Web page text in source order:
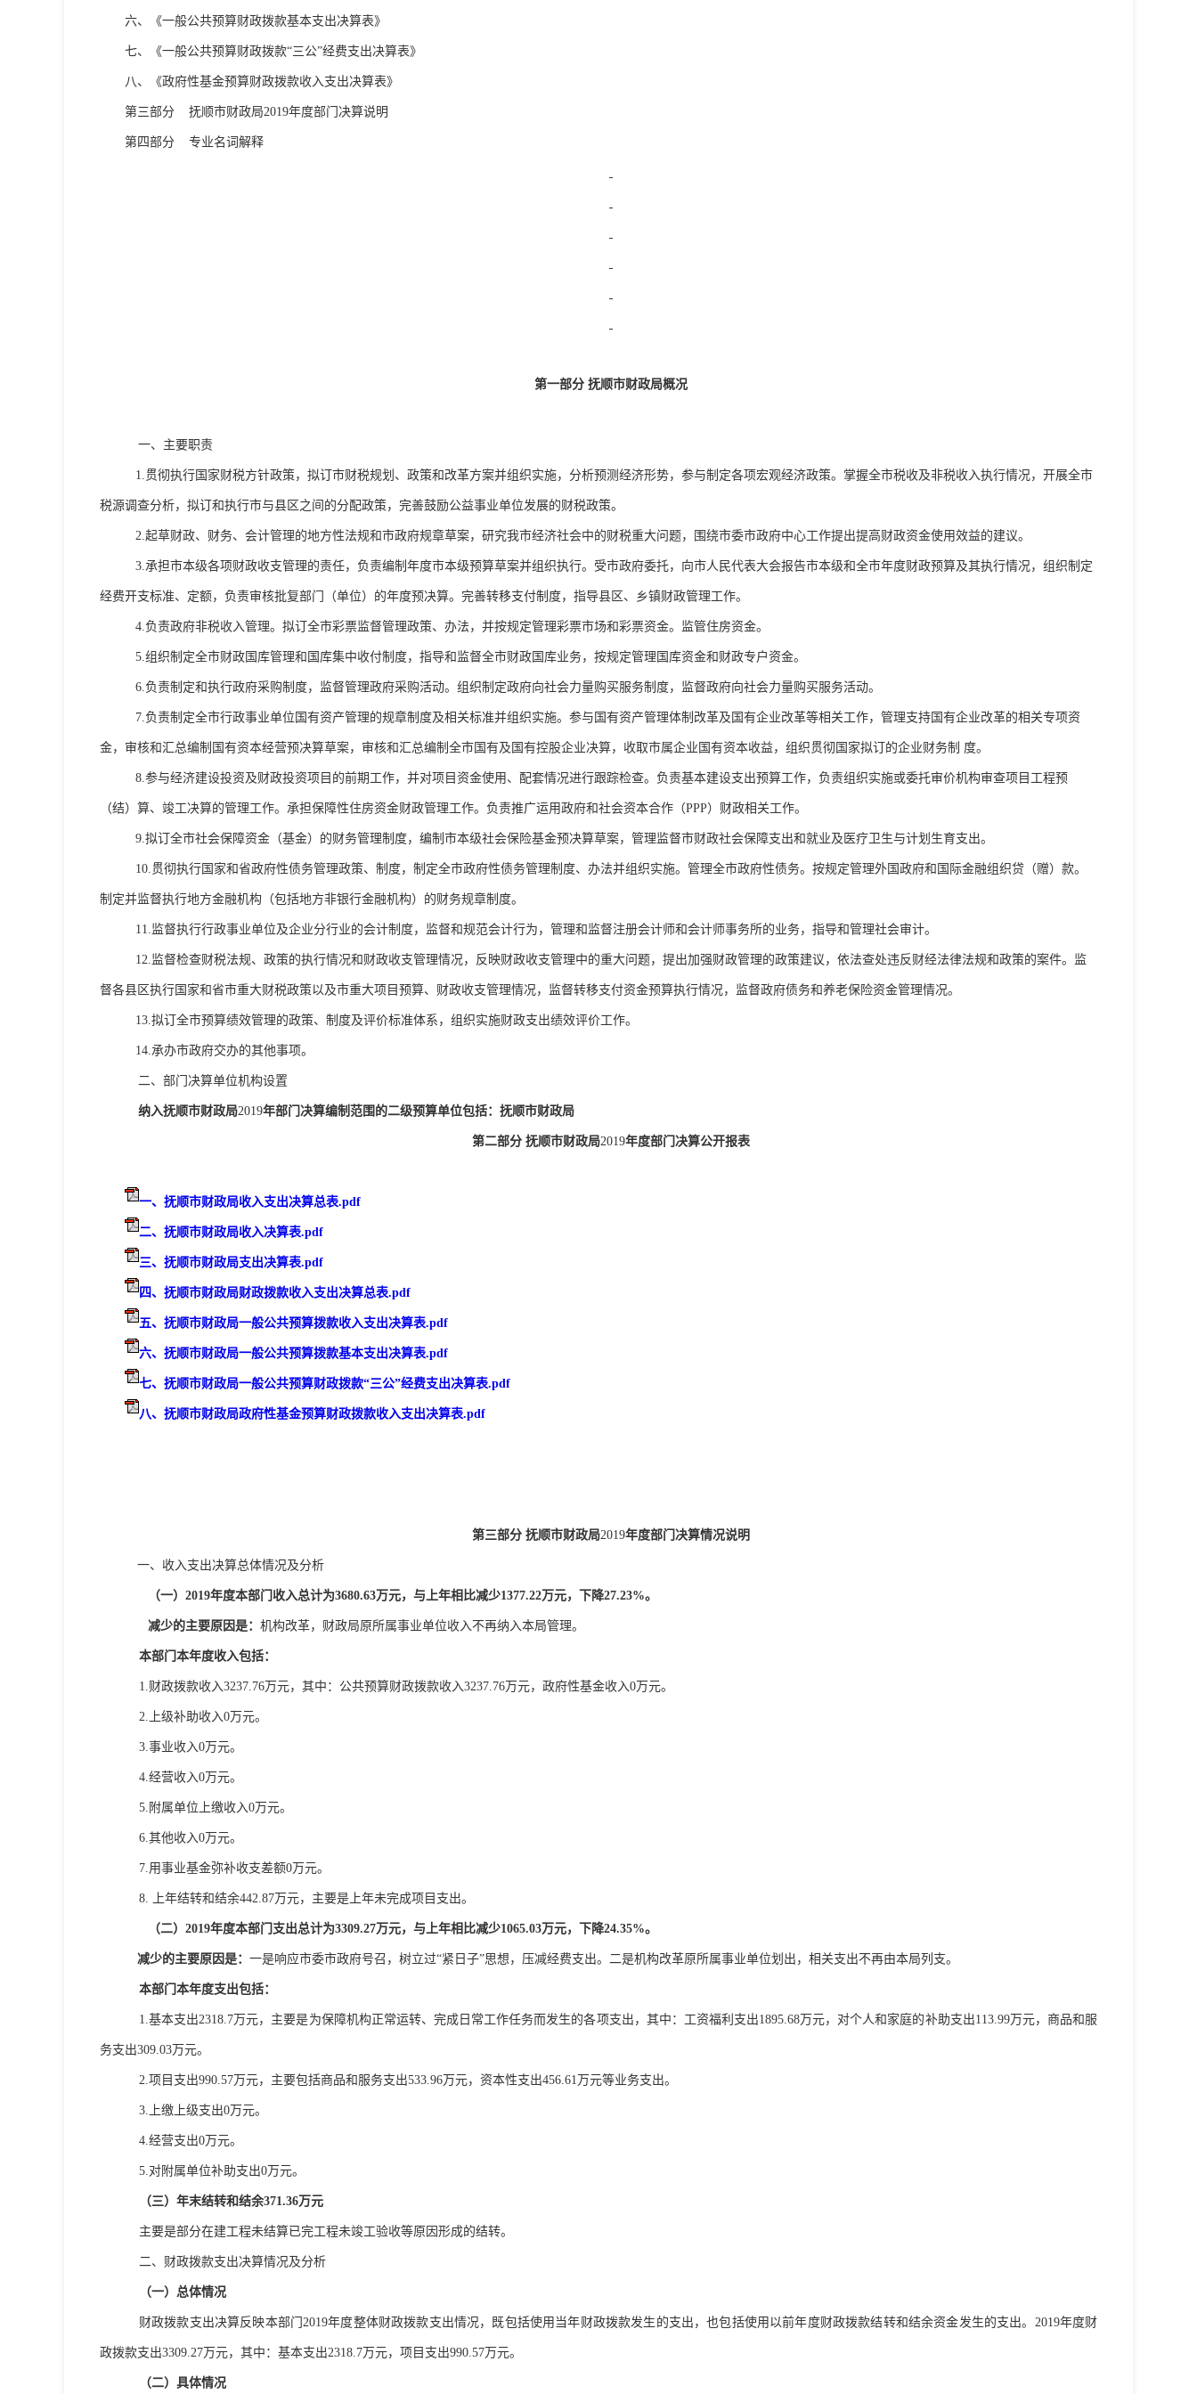
六、《一般公共预算财政拨款基本支出决算表》
七、 《一般公共预算财政拨款“三公”经费支出决算表》
八、《政府性基金预算财政拨款收入支出决算表》
第三部分 抚顺市财政局2019年度部门决算说明
第四部分 专业名词解释
第一部分 抚顺市财政局概况
一、主要职责
1. 贯彻执行国家财税方针政策，拟订市财税规划、政策和改革方案并组织实施，分析预测经济形势，参与制定各项宏观经济政策。掌握全市税收及非税收入执行情况，开展全市
税源调查分析，拟订和执行市与县区之间的分配政策，完善鼓励公益事业单位发展的财税政策。
2.起草财政、财务、会计管理的地方性法规和市政府规章草案，研究我市经济社会中的财税重大问题，围绕市委市政府中心工作提出提高财政资金使用效益的建议。
3.承担市本级各项财政收支管理的责任，负责编制年度市本级预算草案并组织执行。受市政府委托，向市人民代表大会报告市本级和全市年度财政预算及其执行情况，组织制定
经费开支标准、定额，负责审核批复部门（单位）的年度预决算。完善转移支付制度，指导县区、乡镇财政管理工作。
4.负责政府非税收入管理。拟订全市彩票监督管理政策、办法，并按规定管理彩票市场和彩票资金。监管住房资金。
5.组织制定全市财政国库管理和国库集中收付制度，指导和监督全市财政国库业务，按规定管理国库资金和财政专户资金。
6.负责制定和执行政府采购制度，监督管理政府采购活动。组织制定政府向社会力量购买服务制度，监督政府向社会力量购买服务活动。
7.负责制定全市行政事业单位国有资产管理的规章制度及相关标准并组织实施。参与国有资产管理体制改革及国有企业改革等相关工作，管理支持国有企业改革的相关专项资
金，审核和汇总编制国有资本经营预决算草案，审核和汇总编制全市国有及国有控股企业决算，收取市属企业国有资本收益，组织贯彻国家拟订的企业财务制 度。
8.参与经济建设投资及财政投资项目的前期工作，并对项目资金使用、配套情况进行跟踪检查。负责基本建设支出预算工作，负责组织实施或委托审价机构审查项目工程预
（结）算、竣工决算的管理工作。承担保障性住房资金财政管理工作。负责推广运用政府和社会资本合作（PPP）财政相关工作。
9.拟订全市社会保障资金（基金）的财务管理制度，编制市本级社会保险基金预决算草案，管理监督市财政社会保障支出和就业及医疗卫生与计划生育支出。
10. 贯彻执行国家和省政府性债务管理政策、制度，制定全市政府性债务管理制度、办法并组织实施。管理全市政府性债务。按规定管理外国政府和国际金融组织贷（赠）款。
制定并监督执行地方金融机构（包括地方非银行金融机构）的财务规章制度。
11.监督执行行政事业单位及企业分行业的会计制度，监督和规范会计行为，管理和监督注册会计师和会计师事务所的业务，指导和管理社会审计。
12.监督检查财税法规、政策的执行情况和财政收支管理情况，反映财政收支管理中的重大问题，提出加强财政管理的政策建议，依法查处违反财经法律法规和政策的案件。监
督各县区执行国家和省市重大财税政策以及市重大项目预算、财政收支管理情况，监督转移支付资金预算执行情况，监督政府债务和养老保险资金管理情况。
13.拟订全市预算绩效管理的政策、制度及评价标准体系，组织实施财政支出绩效评价工作。
14.承办市政府交办的其他事项。
二、部门决算单位机构设置
纳入抚顺市财政局2019年部门决算编制范围的二级预算单位包括：抚顺市财政局
第二部分 抚顺市财政局2019年度部门决算公开报表
一、抚顺市财政局收入支出决算总表.pdf
二、抚顺市财政局收入决算表.pdf
三、抚顺市财政局支出决算表.pdf
四、抚顺市财政局财政拨款收入支出决算总表.pdf
五、抚顺市财政局一般公共预算拨款收入支出决算表.pdf
六、抚顺市财政局一般公共预算拨款基本支出决算表.pdf
七、抚顺市财政局一般公共预算财政拨款“三公”经费支出决算表.pdf
八、抚顺市财政局政府性基金预算财政拨款收入支出决算表.pdf
第三部分 抚顺市财政局2019年度部门决算情况说明
一、收入支出决算总体情况及分析
（一） 2019年度本部门收入总计为3680.63万元，与上年相比减少1377.22万元，下降27.23%。
减少的主要原因是： 机构改革，财政局原所属事业单位收入不再纳入本局管理。
本部门本年度收入包括：
1.财政拨款收入3237.76万元，其中：公共预算财政拨款收入3237.76万元，政府性基金收入0万元。
2. 上级补助收入0万元。
3.事业收入0万元。
4.经营收入0万元。
5. 附属单位上缴收入0万元。
6.其他收入0万元。
7.用事业基金弥补收支差额0万元。
8. 上年结转和结余442.87万元，主要是上年未完成项目支出。
（二） 2019年度本部门支出总计为3309.27万元，与上年相比减少1065.03万元，下降24.35%。
减少的主要原因是： 一是响应市委市政府号召，树立过“紧日子”思想，压减经费支出。二是机构改革原所属事业单位划出，相关支出不再由本局列支。
本部门本年度支出包括：
1.基本支出2318.7万元，主要是为保障机构正常运转、完成日常工作任务而发生的各项支出，其中：工资福利支出1895.68万元，对个人和家庭的补助支出113.99万元，商品和服
务支出309.03万元。
2.项目支出990.57万元，主要包括商品和服务支出533.96万元，资本性支出456.61 万元等业务支出。
3. 上缴上级支出0万元。
4.经营支出0万元。
5.对附属单位补助支出0万元。
（三）年末结转和结余371.36万元
主要是部分在建工程未结算已完工程未竣工验收等原因形成的结转。
二、财政拨款支出决算情况及分析
（一）总体情况
财政拨款支出决算反映本部门2019年度整体财政拨款支出情况，既包括使用当年财政拨款发生的支出，也包括使用以前年度财政拨款结转和结余资金发生的支出。 2019年度财
政拨款支出3309.27万元，其中：基本支出2318.7万元，项目支出990.57万元。
（二）具体情况